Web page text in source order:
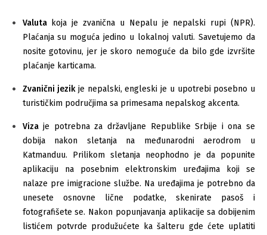
Valutakoja je zvanična u Nepalu je nepalski rupi (NPR).
Plaćanja su moguća jedino u lokalnoj valuti. Savetujemo da
nosite gotovinu, jer je skoro nemoguće da bilo gde izvršite
plaćanje karticama.
Zvanični jezikje nepalski, engleski je u upotrebi posebno u
turističkim područjima sa primesama nepalskog akcenta.
Vizaje potrebna za državljane Republike Srbije i ona se
dobija nakon sletanja na međunarodni aerodrom u
Katmanduu. Prilikom sletanja neophodno je da popunite
aplikaciju na posebnim elektronskim uređajima koji se
nalaze pre imigracione službe. Na uređajima je potrebno da
unesete osnovne lične podatke, skenirate pasoš i
fotografišete se. Nakon popunjavanja aplikacije sa dobijenim
listićem potvrde produžućete ka šalteru gde ćete uplatiti